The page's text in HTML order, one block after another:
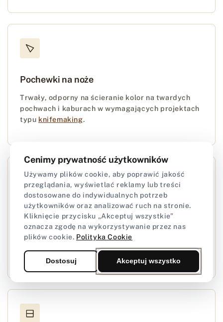
Pochewki na noże
Trwały, odporny na ścieranie kolor na twardych
pochwach i kaburach w wymagających projektach
typu knifemaking.
Renowacja i customizacja
Świetnie sprawdza się przy odświeżaniu starych
wyrobów lub nadawaniu im zupełnie nowego,
unikalnego charakteru.
Cenimy prywatność użytkowników
Używamy plików cookie, aby poprawić jakość
przeglądania, wyświetlać reklamy lub treści
dostosowane do indywidualnych potrzeb
użytkowników oraz analizować ruch na stronie.
Kliknięcie przycisku „Akceptuj wszystkie”
oznacza zgodę na wykorzystywanie przez nas
plików cookie. Polityka Cookie
Dostosuj Akceptuj wszystko